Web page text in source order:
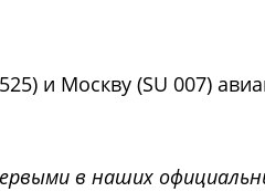
и Москву (SU 007)
в наших